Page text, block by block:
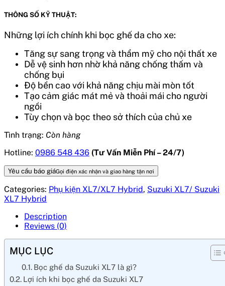
THÔNG SỐ KỸ THUẬT:
Những lợi ích chính khi bọc ghế da cho xe:
Tăng sự sang trọng và thẩm mỹ cho nội thất xe
Dễ vệ sinh hơn nhờ khả năng chống thấm và
chống bụi
Độ bền cao với khả năng chịu mài mòn tốt
Tạo cảm giác mát mẻ và thoải mái cho người
ngồi
Tùy chọn và bọc theo sở thích của chủ xe
Tình trạng: Còn hàng
Hotline: 0986 548 436 (Tư Vấn Miễn Phí – 24/7)
Yêu cầu báo giáGọi điện xác nhận và giao hàng tận nơi
Categories: Phụ kiện XL7/XL7 Hybrid, Suzuki XL7/ Suzuki
XL7 Hybrid
Description
Reviews (0)
MỤC LỤC
Bọc ghế da Suzuki XL7 là gì?
Lợi ích khi bọc ghế da Suzuki XL7